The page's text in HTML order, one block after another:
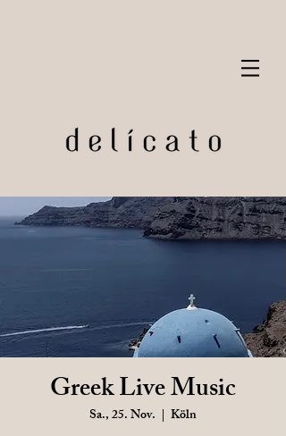
Greek Live Music
Sa., 25. Nov.
  |
Köln